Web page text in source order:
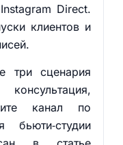
Direct.
клиентов и
три сценария
канал по